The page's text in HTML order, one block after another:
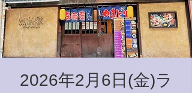
2026年2月6日(金)ラ